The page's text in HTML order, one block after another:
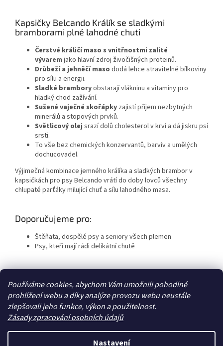
Používáme cookies, abychom Vám umožnili pohodlné
prohlížení webu a díky analýze provozu webu neustále
zlepšovali jeho funkce, výkon a použitelnost.
Zásady zpracování osobních údajů
Nastavení
Kapsičky Belcando Králík se sladkými
bramborami plné lahodné chuti
Čerstvé králičí maso s vnitřnostmi zalité
vývarem jako hlavní zdroj živočišných proteinů.
Drůbeží a jehněčí maso dodá lehce stravitelné bílkoviny
pro sílu a energii.
Sladké bramboryobstarají vlákninu a vitamíny pro
hladký chod zažívání.
Sušené vaječné skořápky zajistí příjem nezbytných
minerálů a stopových prvků.
Světlicový olej srazí dolů cholesterol v krvi a dá jiskru psí
srsti.
To vše bez chemických konzervantů, barviv a umělých
dochucovadel.
Výjimečná kombinace jemného králíka a sladkých brambor v
kapsičkách pro psy Belcando vrátí do doby lovců všechny
chlupaté parťáky milující chuť a sílu lahodného masa.
Doporučujeme pro:
Štěňata, dospělé psy a seniory všech plemen
Psy, kteří mají rádi delikátní chutě
Zboží.cz Heureka.cz